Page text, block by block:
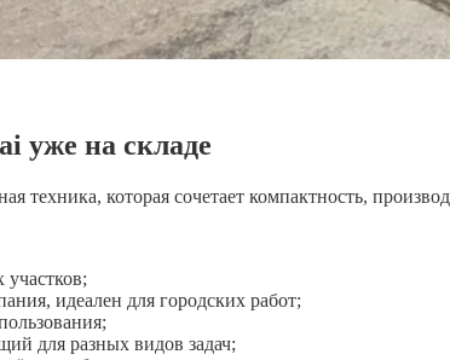
уже на складе
техника, которая сочетает компактность,
идеален для городских работ;
для разных видов задач;